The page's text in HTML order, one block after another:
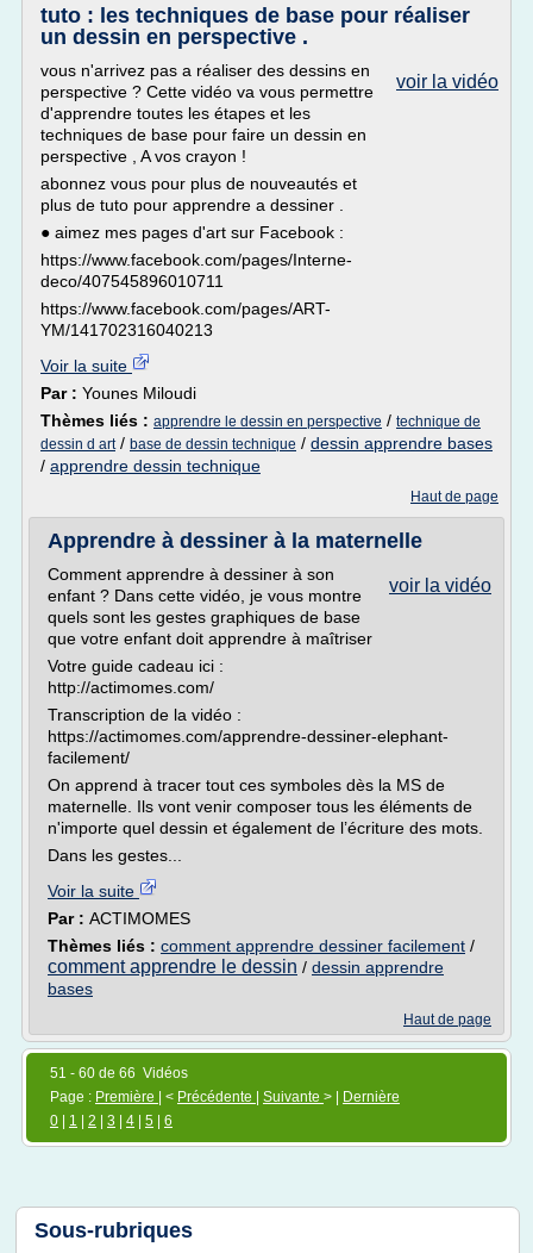
tuto : les techniques de base pour réaliser
un dessin en perspective .
voir la vidéo
vous n'arrivez pas a réaliser des dessins en
perspective ? Cette vidéo va vous permettre
d'apprendre toutes les étapes et les
techniques de base pour faire un dessin en
perspective , A vos crayon !
abonnez vous pour plus de nouveautés et
plus de tuto pour apprendre a dessiner .
● aimez mes pages d'art sur Facebook :
https://www.facebook.com/pages/Interne-
deco/407545896010711
https://www.facebook.com/pages/ART-
YM/141702316040213
Voir la suite
Par : Younes Miloudi
Thèmes liés : apprendre le dessin en perspective / technique de
dessin d art/ base de dessin technique / dessin apprendre bases
/ apprendre dessin technique
Haut de page
Apprendre à dessiner à la maternelle
voir la vidéo
Comment apprendre à dessiner à son
enfant ? Dans cette vidéo, je vous montre
quels sont les gestes graphiques de base
que votre enfant doit apprendre à maîtriser
Votre guide cadeau ici :
http://actimomes.com/
Transcription de la vidéo :
https://actimomes.com/apprendre-dessiner-elephant-
facilement/
On apprend à tracer tout ces symboles dès la MS de
maternelle. Ils vont venir composer tous les éléments de
n'importe quel dessin et également de l’écriture des mots.
Dans les gestes...
Voir la suite
Par : ACTIMOMES
Thèmes liés : comment apprendre dessiner facilement /
comment apprendre le dessin / dessin apprendre
bases
Haut de page
51 - 60 de 66 Vidéos
Page : Première | < Précédente Suivante > |
Dernière
0
1 2 3 4 5 6
Sous-rubriques